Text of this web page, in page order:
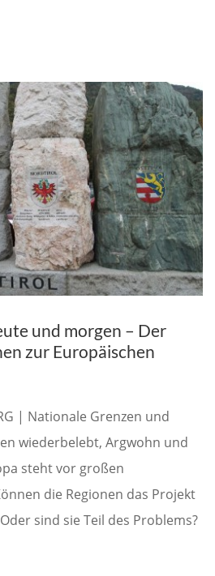
und morgen – Der
zur Europäischen
| Nationale Grenzen und
wiederbelebt, Argwohn und
steht vor großen
die Regionen das Projekt
sind sie Teil des Problems?